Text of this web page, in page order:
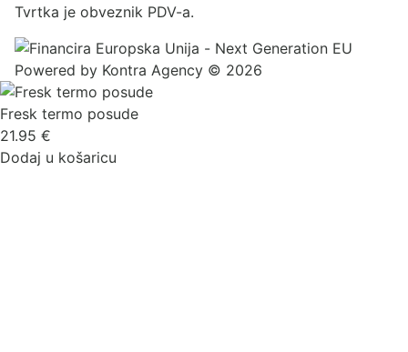
Tvrtka je obveznik PDV-a.
Powered by Kontra Agency © 2026
Fresk termo posude
21.95 €
Dodaj u košaricu